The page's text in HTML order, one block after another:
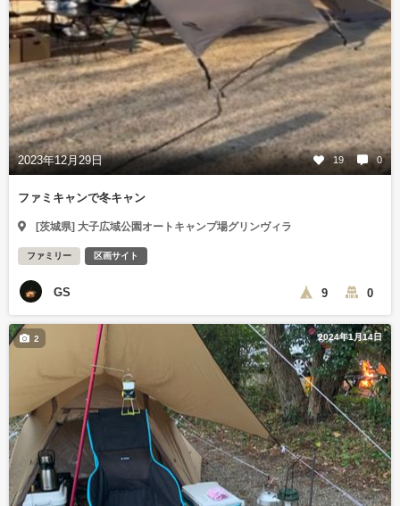
2023年12月29日 19 0
ファミキャンで冬キャン
[茨城県] 大子広域公園オートキャンプ場グリンヴィラ
ファミリー 区画サイト
GS 9 0
2024年1月14日
2